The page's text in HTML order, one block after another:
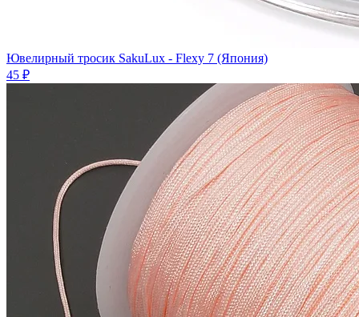
Ювелирный тросик SakuLux - Flexy 7 (Япония)
45 ₽